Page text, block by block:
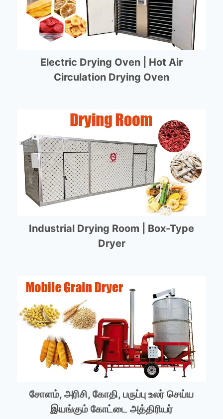
Electric Drying Oven | Hot Air
Circulation Drying Oven
Industrial Drying Room | Box-Type
Dryer
சோளம், அரிசி, கோதி, பருப்பு உலர் செய்ய
இயங்கும் கோட்டை அத்திரியர்